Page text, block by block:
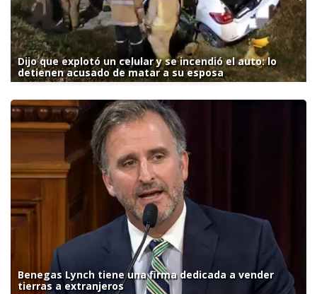
Dijo que explotó un celular y se incendió el auto: lo
detienen acusado de matar a su esposa
Benegas Lynch tiene una firma dedicada a vender
tierras a extranjeros